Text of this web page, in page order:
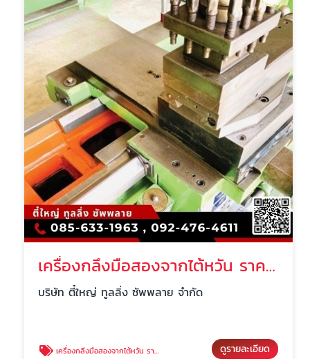
เครื่องกลึงมือสองจากไต้หวัน ราคาถูก นครปฐม
บริษัท ตี๋ใหญ่ ทูลลิ่ง ซัพพลาย จำกัด
เครื่องกลึงมือสองจากไต้หวัน ราคาถูก นครปฐม ดูรายละเอียด